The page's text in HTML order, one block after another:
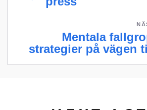
Mentala
strategier på vägen